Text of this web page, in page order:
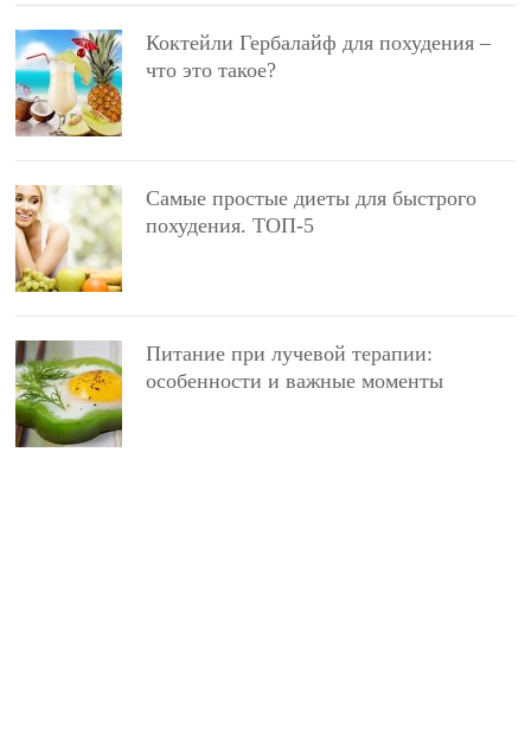
Коктейли Гербалайф для похудения –
что это такое?
Самые простые диеты для быстрого
похудения. ТОП-5
Питание при лучевой терапии:
особенности и важные моменты